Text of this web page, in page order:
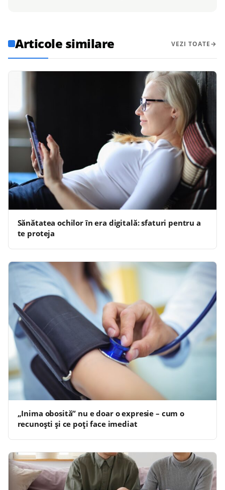
Articole similare VEZI TOATE
Sănătatea ochilor în era digitală: sfaturi pentru a
te proteja
„Inima obosită” nu e doar o expresie – cum o
recunoști și ce poți face imediat